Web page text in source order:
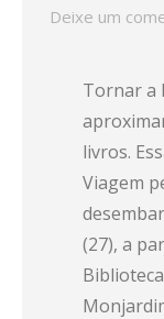
Deixe um
Tornar a
livros.
Viagem
(27), a